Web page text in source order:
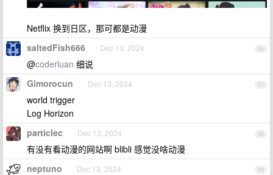
Netflix 换到日区，那可都是动漫
56
saltedFish666 Dec 13, 2024
@coderluan 细说
57
Gimorocun Dec 13, 2024
world trigger
Log Horizon
58
particlec Dec 13, 2024
有没有看动漫的网站啊 blibli 感觉没啥动漫
59
neptuno Dec 13, 2024